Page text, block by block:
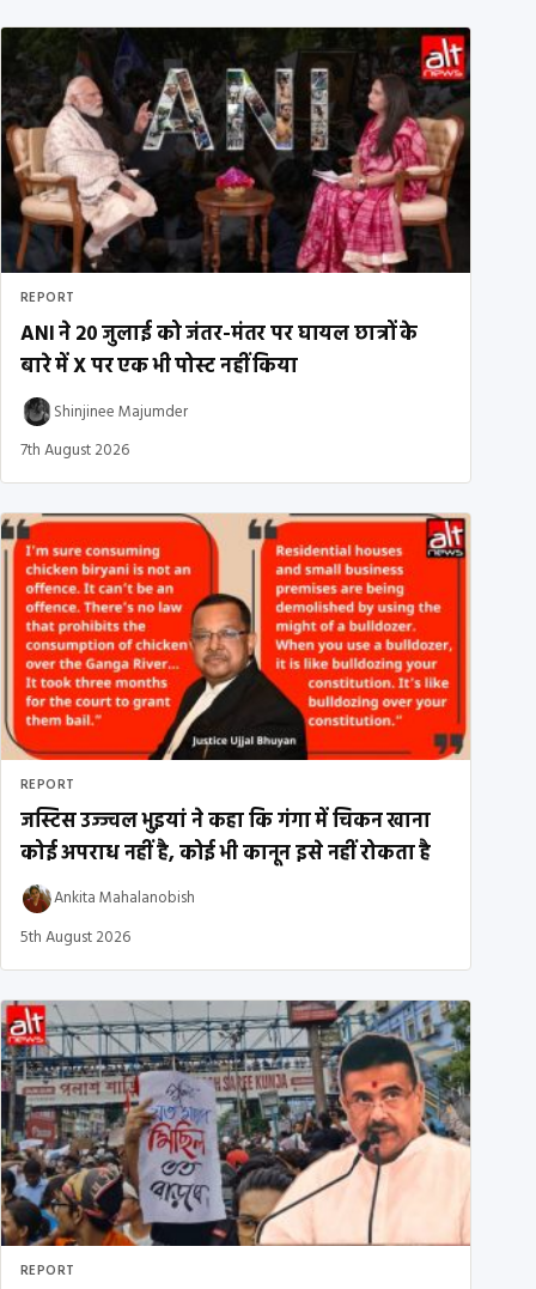
REPORT
ANI ने 20 जुलाई को जंतर-मंतर पर घायल छात्रों के
बारे में X पर एक भी पोस्ट नहीं किया
Shinjinee Majumder
7th August 2026
REPORT
जस्टिस उज्ज्वल भुइयां ने कहा कि गंगा में चिकन खाना
कोई अपराध नहीं है, कोई भी कानून इसे नहीं रोकता है
Ankita Mahalanobish
5th August 2026
REPORT